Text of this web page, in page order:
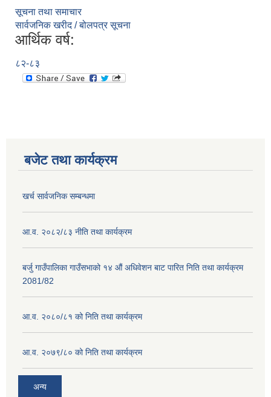
सूचना तथा समाचार
सार्वजनिक खरीद / बोलपत्र सूचना
आर्थिक वर्ष:
८२-८३
बजेट तथा कार्यक्रम
खर्च सार्वजनिक सम्बन्धमा
आ.व. २०८२/८३ नीति तथा कार्यक्रम
बर्जु गाउँपालिका गाउँसभाको १४ औं अधिवेशन बाट पारित निति तथा कार्यक्रम
2081/82
आ.व. २०८०/८१ को निति तथा कार्यक्रम
आ.व. २०७९/८० को निति तथा कार्यक्रम
अन्य